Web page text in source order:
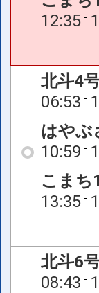
12:35
北斗4
06:53
はやぶ
10:59
こまち
13:35
北斗6
08:43